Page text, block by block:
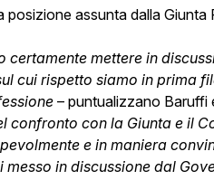
posizione assunta dalla Giunta
certamente mettere in
cui rispetto siamo in prima
– puntualizzano Baruffi
confronto con la Giunta e il
e in maniera
messo in discussione dal